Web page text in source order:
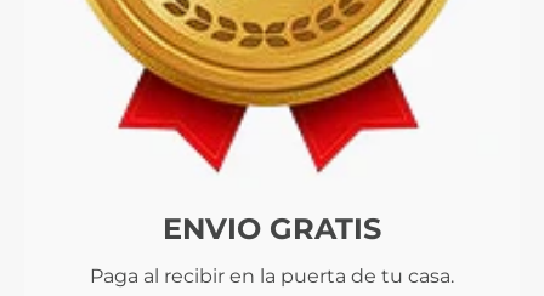
ENVIO GRATIS
Paga al recibir en la puerta de tu casa.